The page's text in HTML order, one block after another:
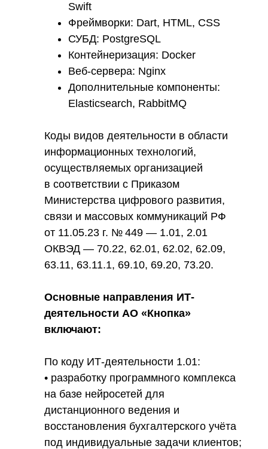
Swift
Фреймворки: Dart, HTML, CSS
СУБД: PostgreSQL
Контейнеризация: Docker
Веб-сервера: Nginx
Дополнительные компоненты:
Elasticsearch, RabbitMQ
Коды видов деятельности в области
информационных технологий,
осуществляемых организацией
в соответствии с Приказом
Министерства цифрового развития,
связи и массовых коммуникаций РФ
от 11.05.23 г. № 449 — 1.01, 2.01
ОКВЭД — 70.22, 62.01, 62.02, 62.09,
63.11, 63.11.1, 69.10, 69.20, 73.20.
Основные направления ИТ-
деятельности АО «Кнопка»
включают:
По коду ИТ-деятельности 1.01:
• разработку программного комплекса
на базе нейросетей для
дистанционного ведения и
восстановления бухгалтерского учёта
под индивидуальные задачи клиентов;